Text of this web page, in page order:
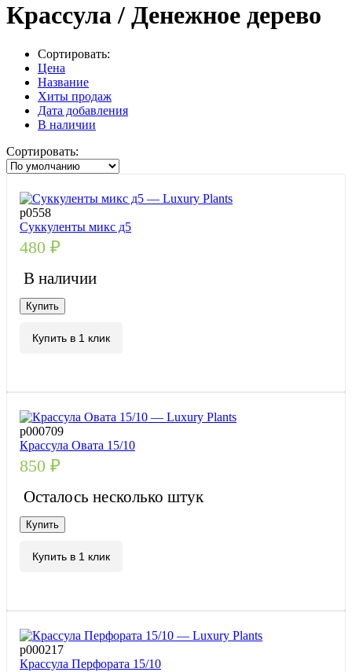
Крассула / Денежное дерево
Сортировать:
Цена
Название
Хиты продаж
Дата добавления
В наличии
Сортировать:
р0558
Суккуленты микс д5
480 ₽
В наличии
Купить
Купить в 1 клик
р000709
Крассула Овата 15/10
850 ₽
Осталось несколько штук
Купить
Купить в 1 клик
р000217
Крассула Перфората 15/10